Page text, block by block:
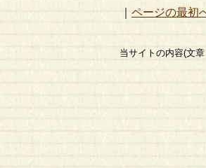
ページの最初
当サイトの内容(文